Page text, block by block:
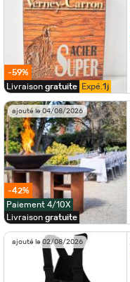
-59%
Livraison gratuite Expé. 1j
ajouté le 04/08/2026
-42%
Paiement 4/10X
Livraison gratuite
ajouté le 02/08/2026